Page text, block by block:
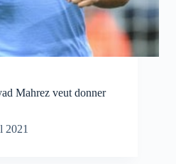
Mahrez veut donner
2021